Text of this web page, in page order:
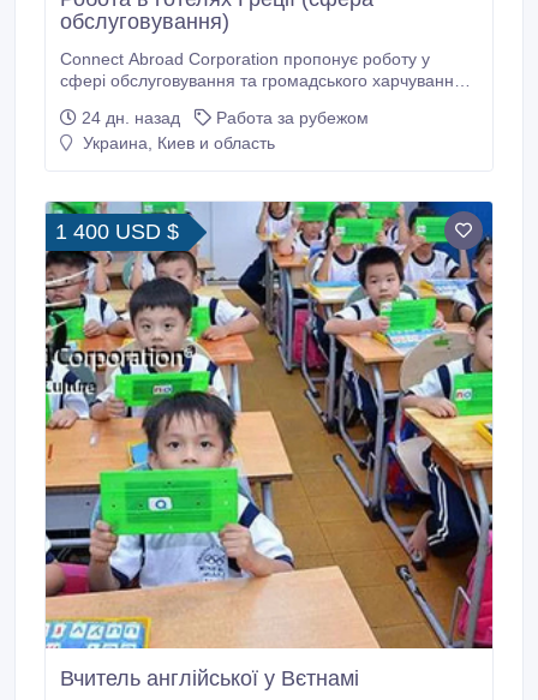
обслуговування)
Connect Abroad Corporation пропонує роботу у
сфері обслуговування та громадського харчування у
Вимоги: • розмовна англійська Обов'язки: 1. Робота
у грецьких компаніях у сфері обслуговування 2.
24 дн. назад
Работа за рубежом
Украина, Киев и область
1 400 USD $
Вчитель англійської у Вєтнамі